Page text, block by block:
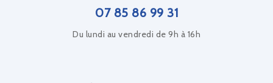
07 85 86 99 31
Du lundi au vendredi de 9h à 16h